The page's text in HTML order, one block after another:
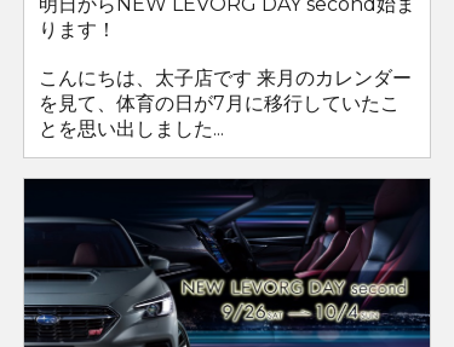
ります！
こんにちは、太子店です 来月のカレンダー
を見て、体育の日が7月に移行していたこ
とを思い出しました...